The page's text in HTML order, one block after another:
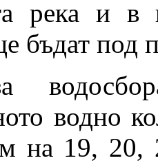
река и
бъдат под
водно
на 19, 20,